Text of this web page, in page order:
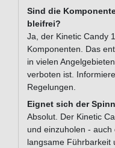
Sind die
bleifrei?
Ja, der Kinetic Candy
Komponenten. Das
in vielen
verboten ist.
Regelungen.
Eignet sich der
Absolut. Der Kinetic
und einzuholen -
langsame Führbarkeit